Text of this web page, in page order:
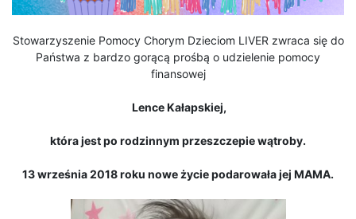
Stowarzyszenie Pomocy Chorym Dzieciom LIVER zwraca się do
Państwa z bardzo gorącą prośbą o udzielenie pomocy
finansowej
Lence Kałapskiej,
która jest po rodzinnym przeszczepie wątroby.
13 września 2018 roku nowe życie podarowała jej MAMA.